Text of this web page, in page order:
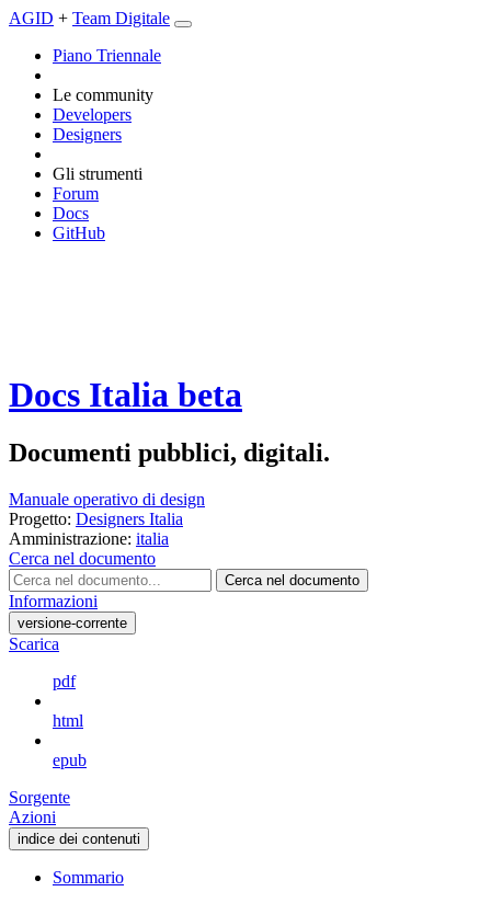
AGID + Team Digitale
Piano Triennale
Le community
Developers
Designers
Gli strumenti
Forum
Docs
GitHub
Docs Italia beta
Documenti pubblici, digitali.
Manuale operativo di design
Progetto: Designers Italia
Amministrazione: italia
Cerca nel documento
Cerca nel documento
Informazioni
versione-corrente
Scarica
pdf
html
epub
Sorgente
Azioni
indice dei contenuti
Sommario